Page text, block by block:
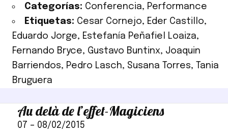
Categorías: Conferencia, Performance
Etiquetas: Cesar Cornejo, Eder Castillo,
Eduardo Jorge, Estefanía Peñafiel Loaiza,
Fernando Bryce, Gustavo Buntinx, Joaquin
Barriendos, Pedro Lasch, Susana Torres,
Tania
Bruguera
Au delà de l’effet-Magiciens
07 – 08/02/2015